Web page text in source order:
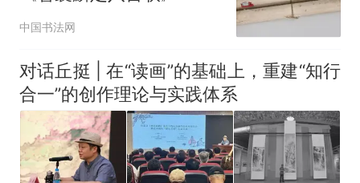
中国书法网
对话丘挺 | 在“读画”的基础上，重建“知行
合一”的创作理论与实践体系